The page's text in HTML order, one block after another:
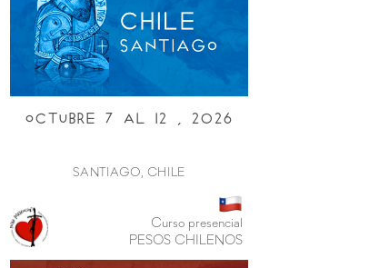
Octubre 7 al i2 , 2026
SANTIAGO, CHILE
Curso presencial
PESOS CHILENOS